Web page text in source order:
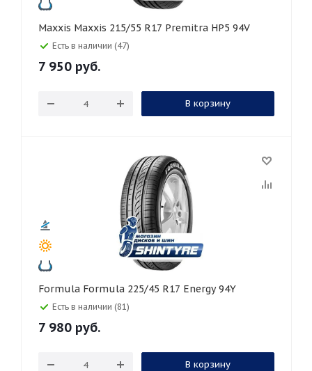
Maxxis Maxxis 215/55 R17 Premitra HP5 94V
Есть в наличии (47)
7 950 руб.
В корзину
Formula Formula 225/45 R17 Energy 94Y
Есть в наличии (81)
7 980 руб.
В корзину